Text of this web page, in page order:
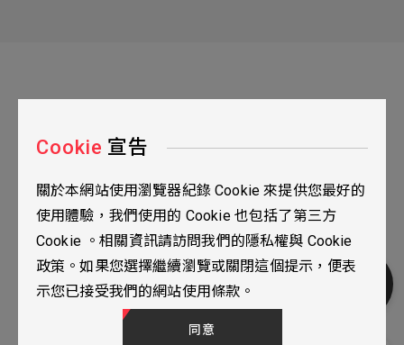
台北市115南港區三重路19之2號九樓
02-2655-0077
02-2655-0666
TOP
人才招募 隱私權政策
© 2024 YUBANTEC. All Rights Reserved. Designed by
Cookie 宣告
關於本網站使用瀏覽器紀錄 Cookie 來提供您最好的
使用體驗，我們使用的 Cookie 也包括了第三方
Cookie 。相關資訊請訪問我們的隱私權與 Cookie
政策。如果您選擇繼續瀏覽或關閉這個提示，便表
示您已接受我們的網站使用條款。
同意